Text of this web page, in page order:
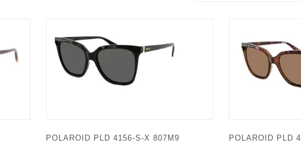
POLAROID PLD 4156-S-X 807M9 POLAROID PLD